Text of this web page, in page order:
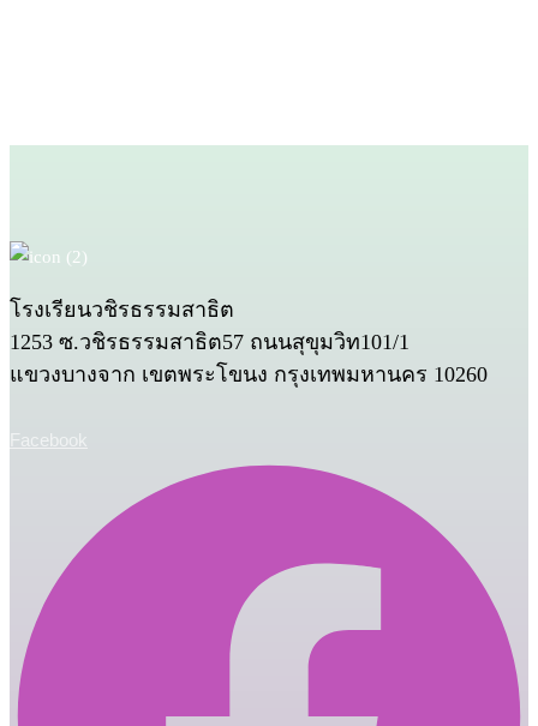
โรงเรียนวชิรธรรมสาธิต
1253 ซ.วชิรธรรมสาธิต57 ถนนสุขุมวิท101/1
แขวงบางจาก เขตพระโขนง กรุงเทพมหานคร 10260
Facebook